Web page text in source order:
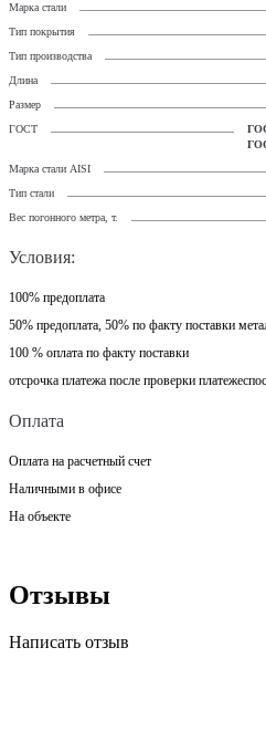
Марка стали
Тип покрытия
Тип производства
Длина
Размер
ГОСТ
Марка стали AISI
Тип стали
Вес погонного метра, т.
Условия:
100% предоплата
50% предоплата, 50% по факту поставки
100 % оплата по факту поставки
отсрочка платежа после проверки
Оплата
Оплата на расчетный счет
Наличными в офисе
На объекте
Отзывы
Написать отзыв